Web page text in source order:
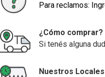
Para reclamos:
¿Cómo comprar?
Si tenés alguna
Nuestros Locales